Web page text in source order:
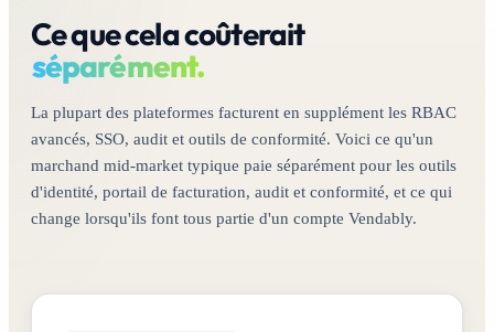
Ce que cela coûterait
séparément.
La plupart des plateformes facturent en supplément les RBAC
avancés, SSO, audit et outils de conformité. Voici ce qu'un
marchand mid-market typique paie séparément pour les outils
d'identité, portail de facturation, audit et conformité, et ce qui
change lorsqu'ils font tous partie d'un compte Vendably.